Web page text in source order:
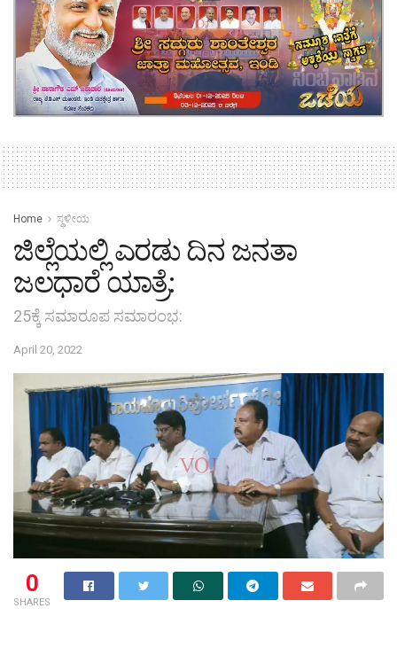
Home ಸ್ಥಳೀಯ
ಜಿಲ್ಲೆಯಲ್ಲಿ ಎರಡು ದಿನ ಜನತಾ
ಜಲಧಾರೆ ಯಾತ್ರೆ:
25ಕ್ಕೆ ಸಮಾರೂಪ ಸಮಾರಂಭ:
April 20, 2022
0
SHARES